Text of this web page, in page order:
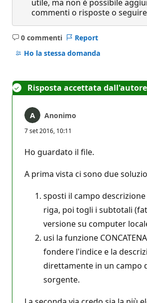
utile, ma non è possibile
commenti o risposte o
0 commenti
Nessun
commento
Report
Ho la stessa domanda
Risposta accettata
Anonimo
7 set 2016, 10:11
Ho guardato il file.
A prima vista ci sono due
sposti il campo
riga, poi togli i subtotali
versione su computer
usi la funzione
fondere l'indice e la
direttamente in un campo
sorgente.